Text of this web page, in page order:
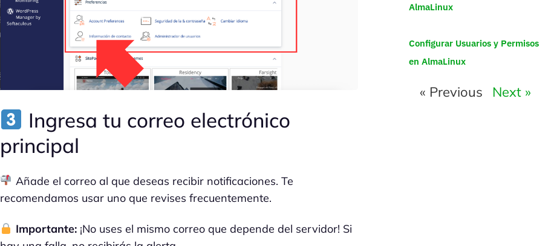
Ingresa tu correo electrónico
principal
Añade el correo al que deseas recibir notificaciones. Te
recomendamos usar uno que revises frecuentemente.
Importante:¡No uses el mismo correo que depende del servidor! Si
AlmaLinux
Configurar Usuarios y Permisos
en AlmaLinux
« Previous Next »